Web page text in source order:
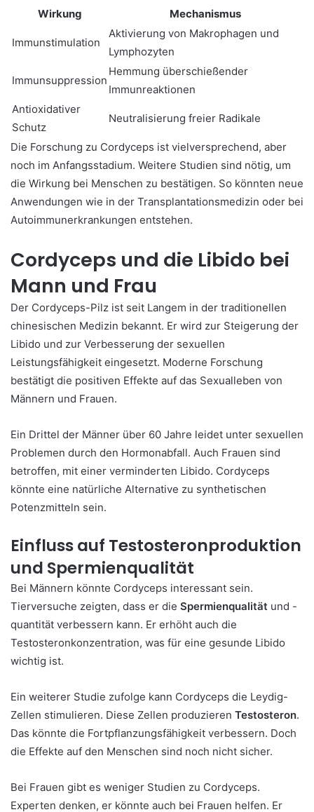
Wirkung Mechanismus
Immunstimulation
Aktivierung von Makrophagen und
Lymphozyten
Immunsuppression
Hemmung überschießender
Immunreaktionen
Antioxidativer
Schutz
Neutralisierung freier Radikale
Die Forschung zu Cordyceps ist vielversprechend, aber
noch im Anfangsstadium. Weitere Studien sind nötig, um
die Wirkung bei Menschen zu bestätigen. So könnten neue
Anwendungen wie in der Transplantationsmedizin oder bei
Autoimmunerkrankungen entstehen.
Cordyceps und die Libido bei
Mann und Frau
Der Cordyceps-Pilz ist seit Langem in der traditionellen
chinesischen Medizin bekannt. Er wird zur Steigerung der
Libido und zur Verbesserung der sexuellen
Leistungsfähigkeit eingesetzt. Moderne Forschung
bestätigt die positiven Effekte auf das Sexualleben von
Männern und Frauen.
Ein Drittel der Männer über 60 Jahre leidet unter sexuellen
Problemen durch den Hormonabfall. Auch Frauen sind
betroffen, mit einer verminderten Libido. Cordyceps
könnte eine natürliche Alternative zu synthetischen
Potenzmitteln sein.
Einfluss auf Testosteronproduktion
und Spermienqualität
Bei Männern könnte Cordyceps interessant sein.
Tierversuche zeigten, dass er die Spermienqualität und -
quantität verbessern kann. Er erhöht auch die
Testosteronkonzentration, was für eine gesunde Libido
wichtig ist.
Ein weiterer Studie zufolge kann Cordyceps die Leydig-
Zellen stimulieren. Diese Zellen produzieren Testosteron.
Das könnte die Fortpflanzungsfähigkeit verbessern. Doch
die Effekte auf den Menschen sind noch nicht sicher.
Bei Frauen gibt es weniger Studien zu Cordyceps.
Experten denken, er könnte auch bei Frauen helfen. Er